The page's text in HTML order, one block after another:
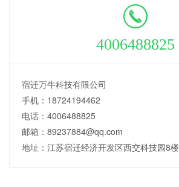
4006488825
宿迁万牛科技有限公司
手机：18724194462
电话：4006488825
邮箱：89237884@qq.com
地址：江苏宿迁经济开发区西交科技园8楼